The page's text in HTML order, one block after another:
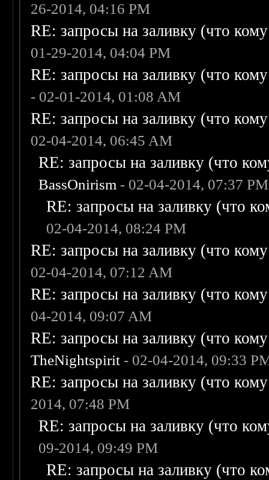
26-2014, 04:16 PM
RE: запросы на заливку (что
01-29-2014, 04:04 PM
RE: запросы на заливку (что
- 02-01-2014, 01:08 AM
RE: запросы на заливку (что
02-04-2014, 06:45 AM
RE: запросы на заливку (что
BassOnirism - 02-04-2014, 07:37 PM
RE: запросы на заливку (что
02-04-2014, 08:24 PM
RE: запросы на заливку (что
02-04-2014, 07:12 AM
RE: запросы на заливку (что
04-2014, 09:07 AM
RE: запросы на заливку (что
TheNightspirit - 02-04-2014, 09:33
RE: запросы на заливку (что
2014, 07:48 PM
RE: запросы на заливку (что
09-2014, 09:49 PM
RE: запросы на заливку (что